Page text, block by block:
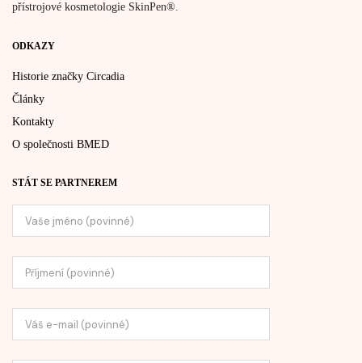
přístrojové kosmetologie SkinPen®.
ODKAZY
Historie značky Circadia
Články
Kontakty
O společnosti BMED
STÁT SE PARTNEREM